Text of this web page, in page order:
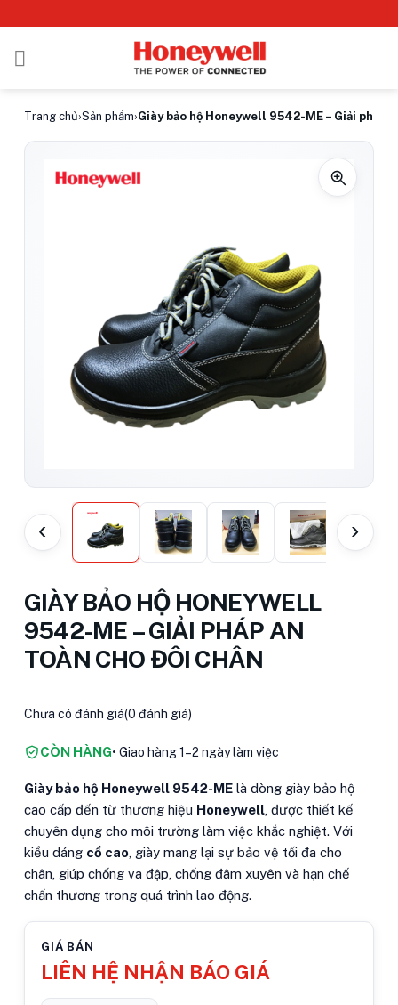
qua
nội
Trang chủ›Sản phẩm›Giày bảo hộ Honeywell 9542-ME – Giải pháp
‹ ›
GIÀY BẢO HỘ HONEYWELL
9542-ME – GIẢI PHÁP AN
TOÀN CHO ĐÔI CHÂN
Chưa có đánh giá(0 đánh giá)
CÒN HÀNG• Giao hàng 1–2 ngày làm việc
Giày bảo hộ Honeywell 9542-ME là dòng giày bảo hộ
cao cấp đến từ thương hiệu Honeywell , được thiết kế
chuyên dụng cho môi trường làm việc khắc nghiệt. Với
kiểu dáng cổ cao , giày mang lại sự bảo vệ tối đa cho
chân, giúp chống va đập, chống đâm xuyên và hạn chế
chấn thương trong quá trình lao động.
GIÁ BÁN
LIÊN HỆ NHẬN BÁO GIÁ